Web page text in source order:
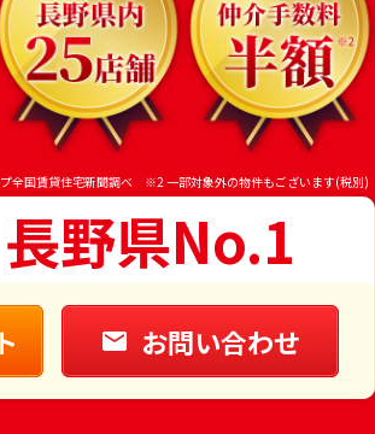
全国賃貸住宅新聞調べ ※2 一部対象外の物件もございます(税別)
長野県No.1
お問い合わせ